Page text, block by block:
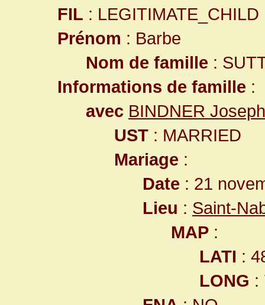
FIL : LEGITIMATE_CHILD
Prénom : Barbe
Nom de famille :
Informations de famille :
avec BINDNER Joseph
UST : MARRIED
Mariage :
Date : 21
Lieu : Saint-
MAP :
LATI :
LONG :